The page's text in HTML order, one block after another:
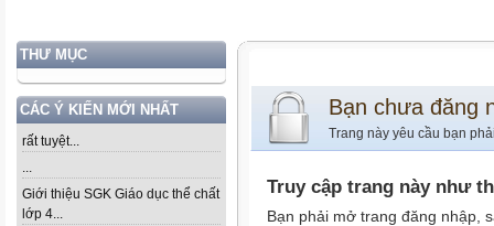
THƯ MỤC
CÁC Ý KIẾN MỚI NHẤT
rất tuyệt...
...
Giới thiệu SGK Giáo dục thể chất
lớp 4...
Bạn chưa đăng
Trang này yêu cầu bạn
Truy cập trang này như
Bạn phải mở trang đăng nhập,